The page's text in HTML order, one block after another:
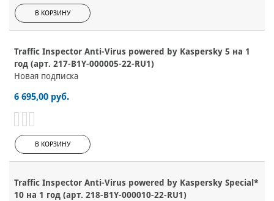
В КОРЗИНУ
Traffic Inspector Anti-Virus powered by Kaspersky 5 на 1
год (арт. 217-B1Y-000005-22-RU1)
Новая подписка
6 695,00 руб.
В КОРЗИНУ
Traffic Inspector Anti-Virus powered by Kaspersky Special*
10 на 1 год (арт. 218-B1Y-000010-22-RU1)